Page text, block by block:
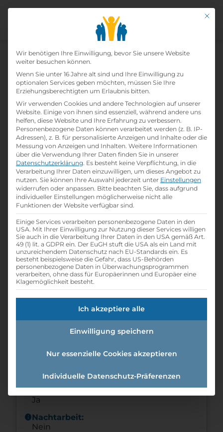
Hotel- Und
Gastgewerbeassistent /
Hotel- Und
Gastgewerbeassistentin
Home»Offene Lehrstellen»Hotel- und
Gastgewerbeassistent / Hotel- und
Gastgewerbeassistentin
Details zur Lehrstelle
Referenznummer: b5a09379
folderBranche:
Hotel- / Gastgewerbe
schoolBeruf:
Hotel- und Gastgewerbeassistent
Eintrittsdatum:
ab sofort
Offene Lehrstellen:
3 Jahre
infoWochenendarbeit:
Ja
infoNachtarbeit:
Nein
Mit
Datenschutz-
Wir benötigen Ihre Einwilligung, bevor Sie unsere Website
weiter besuchen können.
Wenn Sie unter 16 Jahre alt sind und Ihre Einwilligung zu
optionalen Services geben möchten, müssen Sie Ihre
Erziehungsberechtigten um Erlaubnis bitten.
Wir verwenden Cookies und andere Technologien auf unserer
Website. Einige von ihnen sind essenziell, während andere uns
helfen, diese Website und Ihre Erfahrung zu verbessern.
Personenbezogene Daten können verarbeitet werden (z. B. IP-
Adressen), z. B. für personalisierte Anzeigen und Inhalte oder die
Messung von Anzeigen und Inhalten. Weitere Informationen
über die Verwendung Ihrer Daten finden Sie in unserer
Datenschutzerklärung. Es besteht keine Verpflichtung, in die
Verarbeitung Ihrer Daten einzuwilligen, um dieses Angebot zu
nutzen. Sie können Ihre Auswahl jederzeit unter Einstellungen
widerrufen oder anpassen. Bitte beachten Sie, dass aufgrund
individueller Einstellungen möglicherweise nicht alle
Funktionen der Website verfügbar sind.
Einige Services verarbeiten personenbezogene Daten in den
USA. Mit Ihrer Einwilligung zur Nutzung dieser Services willigen
Sie auch in die Verarbeitung Ihrer Daten in den USA gemäß Art.
49 (1) lit. a GDPR ein. Der EuGH stuft die USA als ein Land mit
unzureichendem Datenschutz nach EU-Standards ein. Es
besteht beispielsweise die Gefahr, dass US-Behörden
personenbezogene Daten in Überwachungsprogrammen
verarbeiten, ohne dass für Europäerinnen und Europäer eine
Klagemöglichkeit besteht.
Ich akzeptiere alle
Einwilligung speichern
Nur essenzielle Cookies akzeptieren
Individuelle Datenschutz-Präferenzen